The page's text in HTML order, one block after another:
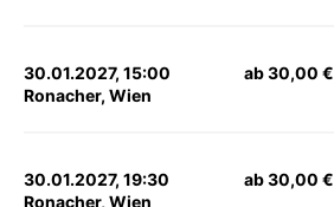
30.01.2027, 15:00
Ronacher, Wien
ab 30,00 €
30.01.2027, 19:30
Ronacher, Wien
ab 30,00 €